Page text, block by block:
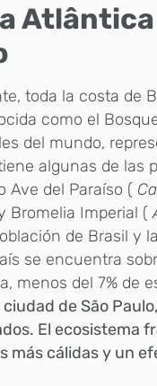
toda la costa de
como el
del mundo,
algunas de las
Ave del Paraíso (
Bromelia Imperial (
de Brasil y
se encuentra
menos del 7% de
ciudad de São
El ecosistema
más cálidas y un